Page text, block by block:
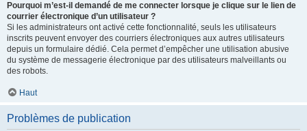
Pourquoi m’est-il demandé de me connecter lorsque je clique sur le lien de
courrier électronique d’un utilisateur ?
Si les administrateurs ont activé cette fonctionnalité, seuls les utilisateurs
inscrits peuvent envoyer des courriers électroniques aux autres utilisateurs
depuis un formulaire dédié. Cela permet d’empêcher une utilisation abusive
du système de messagerie électronique par des utilisateurs malveillants ou
des robots.
Haut
Problèmes de publication